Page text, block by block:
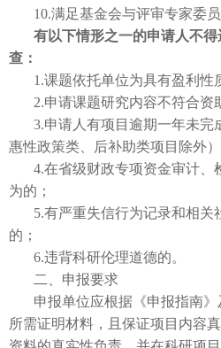
10.满足基金会与评审专家委
有以下情形之一的申请人不
查：
1.课题依托单位为具有盈利性
2.申请课题研究内容不符合资
3.申请人有项目逾期一年未完
惠性政策类、后补助类项目除外）
4.在省级财政专项资金审计、
为的；
5.有严重失信行为记录和相关
的；
6.违背科研伦理道德的。
二、申报要求
申报单位应根据《申报指南
所需证明材料，且保证项目内容